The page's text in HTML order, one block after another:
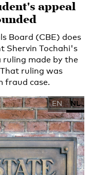
appeal
Board (CBE) does
Shervin Tochahi's
ruling made by the
ruling was
fraud case.
EN NL